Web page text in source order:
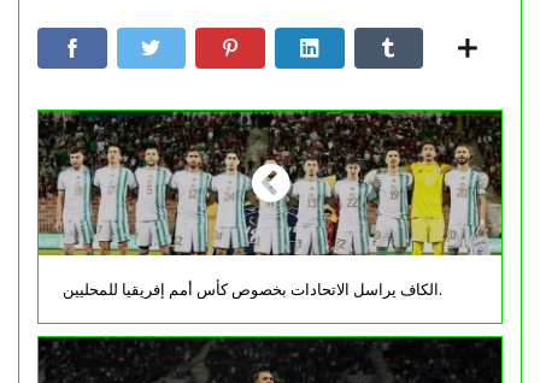
الكاف يراسل الاتحادات بخصوص كأس أمم إفريقيا للمحليين.